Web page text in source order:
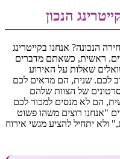
הנכון
הנכונה? אנחנו בקייטרינג
ראשית, כשאתם מדברים
שאלות על האירוע
לכם. שנית, הם מראים לכם
של הצוות שלהם
הם לא מנסים למכור לכם
"אנחנו רוצים משהו פשוט
ולא יתחיל להציע מגשי אירוח